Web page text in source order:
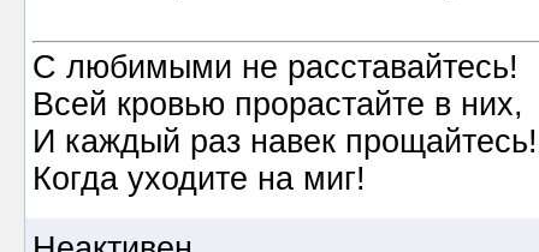
С любимыми не расставайтесь!
Всей кровью прорастайте в них,
И каждый раз навек прощайтесь!
Когда уходите на миг!